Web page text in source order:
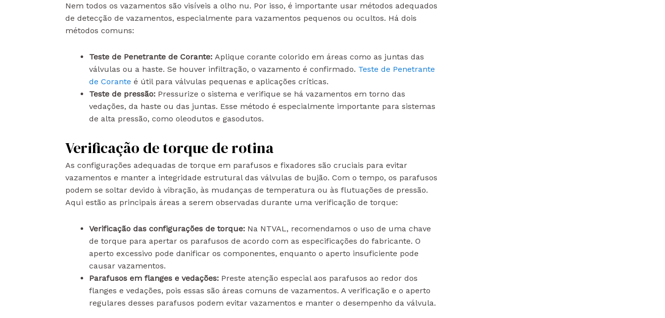
Nem todos os vazamentos são visíveis a olho nu. Por isso, é importante usar métodos adequados
de detecção de vazamentos, especialmente para vazamentos pequenos ou ocultos. Há dois
métodos comuns:
Teste de Penetrante de Corante: Aplique corante colorido em áreas como as juntas das
válvulas ou a haste. Se houver infiltração, o vazamento é confirmado. Teste de Penetrante
de Corante é útil para válvulas pequenas e aplicações críticas.
Teste de pressão: Pressurize o sistema e verifique se há vazamentos em torno das
vedações, da haste ou das juntas. Esse método é especialmente importante para sistemas
de alta pressão, como oleodutos e gasodutos.
Verificação de torque de rotina
As configurações adequadas de torque em parafusos e fixadores são cruciais para evitar
vazamentos e manter a integridade estrutural das válvulas de bujão. Com o tempo, os parafusos
podem se soltar devido à vibração, às mudanças de temperatura ou às flutuações de pressão.
Aqui estão as principais áreas a serem observadas durante uma verificação de torque:
Verificação das configurações de torque: Na NTVAL, recomendamos o uso de uma chave
de torque para apertar os parafusos de acordo com as especificações do fabricante. O
aperto excessivo pode danificar os componentes, enquanto o aperto insuficiente pode
causar vazamentos.
Parafusos em flanges e vedações: Preste atenção especial aos parafusos ao redor dos
flanges e vedações, pois essas são áreas comuns de vazamentos. A verificação e o aperto
regulares desses parafusos podem evitar vazamentos e manter o desempenho da válvula.